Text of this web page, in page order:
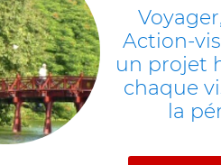
Action-
un projet
chaque
la